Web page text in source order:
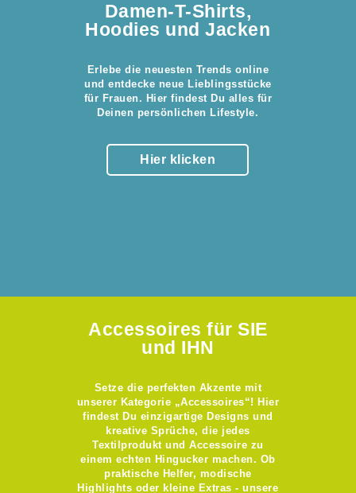
Damen-T-Shirts,
Hoodies und Jacken
Erlebe die neuesten Trends online
und entdecke neue Lieblingsstücke
für Frauen. Hier findest Du alles für
Deinen persönlichen Lifestyle.
Hier klicken
Accessoires für SIE
und IHN
Setze die perfekten Akzente mit
unserer Kategorie „Accessoires“! Hier
findest Du einzigartige Designs und
kreative Sprüche, die jedes
Textilprodukt und Accessoire zu
einem echten Hingucker machen. Ob
praktische Helfer, modische
Highlights oder kleine Extras - unsere